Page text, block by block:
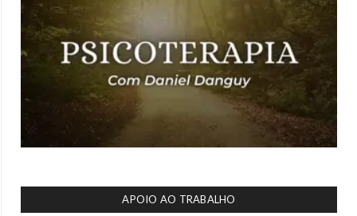
APOIO AO TRABALHO